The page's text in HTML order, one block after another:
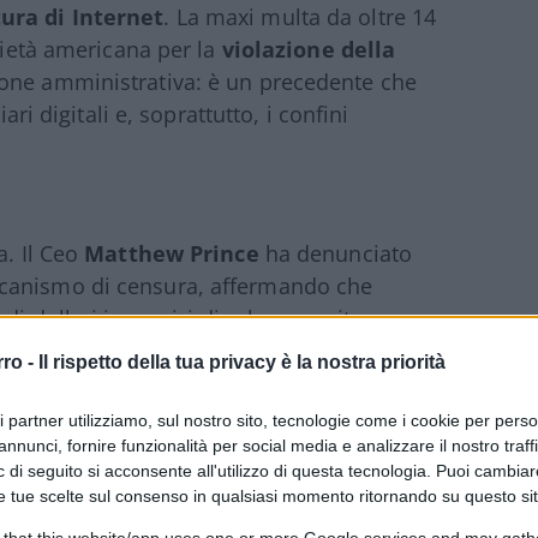
- Il rispetto della tua privacy è la nostra priorità
partner utilizziamo, sul nostro sito, tecnologie come i cookie per
fornire funzionalità per social media e analizzare il nostro
di seguito si acconsente all'utilizzo di questa tecnologia. Puoi
tue scelte sul consenso in qualsiasi momento ritornando su questo
di Internet. La maxi multa da oltre 14
americana per la violazione della
amministrativa: è un precedente che
digitali e, soprattutto, i confini
Il Ceo Matthew Prince ha denunciato
di censura, affermando che
dollari in servizi di cybersecurity pro
Cortina, sospendere i servizi gratuiti
sapore di una ritorsione, ma che nasce
adottato dalle autorità italiane.
di overblocking